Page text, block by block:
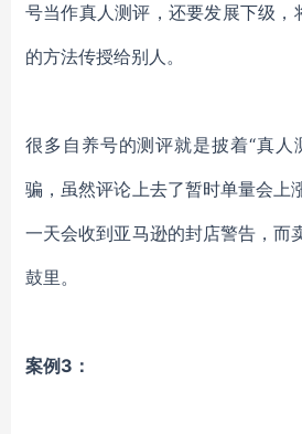
号当作真人测评，还要发展下级，
的方法传授给别人。
很多自养号的测评就是披着“真人
骗，虽然评论上去了暂时单量会上
一天会收到亚马逊的封店警告，而
鼓里。
案例 3：